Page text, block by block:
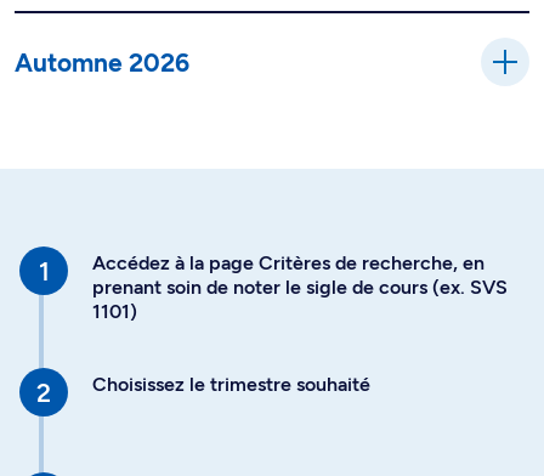
Automne 2026
Accédez à la page Critères de recherche, en
prenant soin de noter le sigle de cours (ex. SVS
1101)
Choisissez le trimestre souhaité